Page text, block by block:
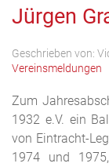
Jürgen
Geschrieben von:
Vereinsmeldungen
Zum
1932 e.V. ein
von Eintracht-
1974 und 1975,